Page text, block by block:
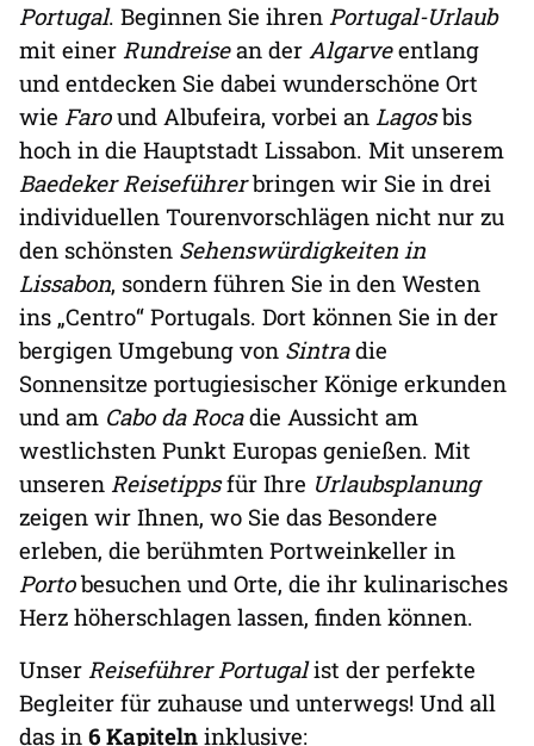
Portugal. Beginnen Sie ihren Portugal-Urlaub
mit einer Rundreisean der Algarveentlang
und entdecken Sie dabei wunderschöne Ort
wie Faround Albufeira, vorbei an Lagosbis
hoch in die Hauptstadt Lissabon. Mit unserem
Baedeker Reiseführerbringen wir Sie in drei
individuellen Tourenvorschlägen nicht nur zu
den schönsten Sehenswürdigkeiten in
Lissabon, sondern führen Sie in den Westen
ins „Centro“ Portugals. Dort können Sie in der
bergigen Umgebung von Sintradie
Sonnensitze portugiesischer Könige erkunden
und am Cabo da Rocadie Aussicht am
westlichsten Punkt Europas genießen. Mit
unseren Reisetippsfür Ihre Urlaubsplanung
zeigen wir Ihnen, wo Sie das Besondere
erleben, die berühmten Portweinkeller in
Portobesuchen und Orte, die ihr kulinarisches
Herz höherschlagen lassen, finden können.
Unser Reiseführer Portugalist der perfekte
Begleiter für zuhause und unterwegs! Und all
das in 6 Kapiteln inklusive: